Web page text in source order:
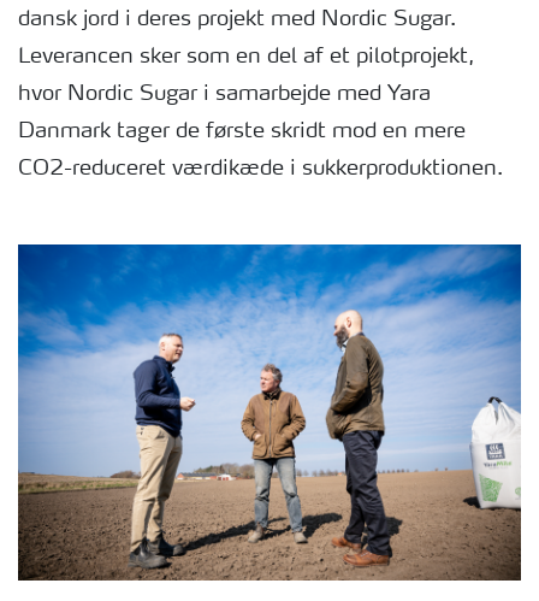
dansk jord i deres projekt med Nordic Sugar.
Leverancen sker som en del af et pilotprojekt,
hvor Nordic Sugar i samarbejde med Yara
Danmark tager de første skridt mod en mere
CO2-reduceret værdikæde i sukkerproduktionen.